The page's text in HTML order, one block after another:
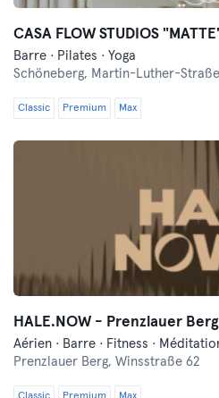
Barre · Pilates · Yoga
Schöneberg, Martin-Luther-
Classic Premium Max
HALE.NOW - Prenzlauer Berg
Aérien · Barre · Fitness ·
Prenzlauer Berg, Winsstraße 62